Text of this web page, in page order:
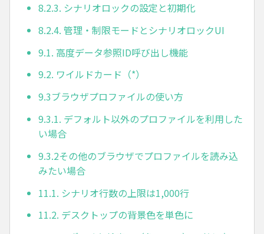
8.2.3. シナリオロックの設定と初期化
8.2.4. 管理・制限モードとシナリオロックUI
9.1. 高度データ参照ID呼び出し機能
9.2. ワイルドカード（*）
9.3ブラウザプロファイルの使い方
9.3.1. デフォルト以外のプロファイルを利用した
い場合
9.3.2その他のブラウザでプロファイルを読み込
みたい場合
11.1. シナリオ行数の上限は1,000行
11.2. デスクトップの背景色を単色に